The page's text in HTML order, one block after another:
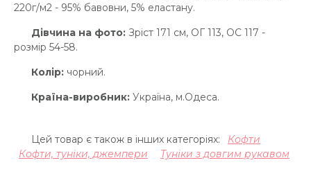
220г/м2 - 95% бавовни, 5% еластану.
Дівчина на фото: Зріст 171 см, ОГ 113, ОС 117 -
розмір 54-58.
Колір: чорний.
Країна-виробник: Україна, м.Одеса.
Цей товар є також в інших категоріях:
Кофти
Кофти, туніки, джемпери
Туніки з довгим рукавом